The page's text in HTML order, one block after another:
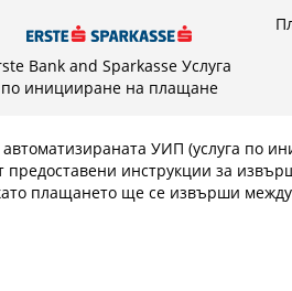
Bank and Sparkasse Услуга
по иницииране на плащане
УИП (услуга по
предоставени инструкции за
плащането ще се извърши между